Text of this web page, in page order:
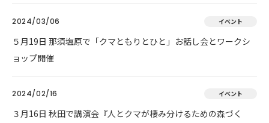
2024/03/06 イベント
５月19日 那須塩原で「クマともりとひと」お話し会とワークシ
ョップ開催
2024/02/16 イベント
３月16日 秋田で講演会『人とクマが棲み分けるための森づく